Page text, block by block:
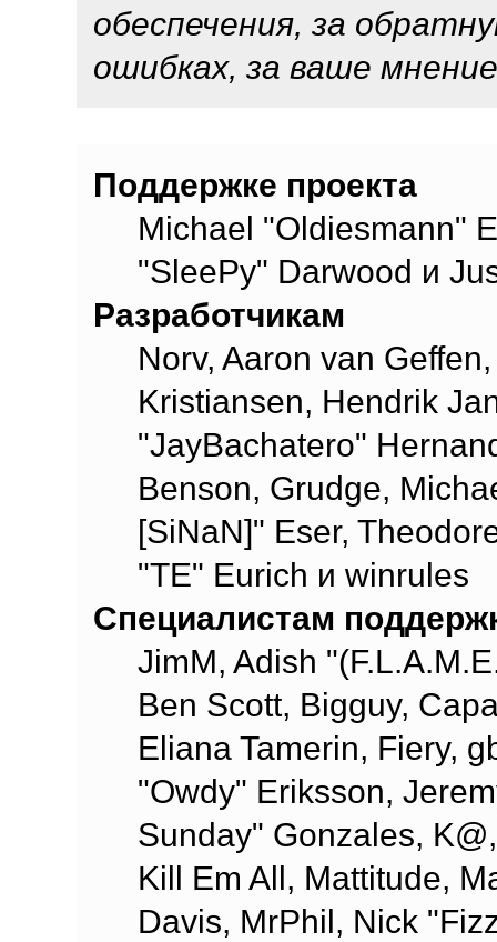
обеспечения, за
ошибках, за ваше
Поддержке проекта
Michael "Oldiesmann"
"SleePy" Darwood и
Разработчикам
Norv, Aaron van
Kristiansen, Hendrik
"JayBachatero"
Benson, Grudge,
[SiNaN]" Eser,
"TE" Eurich и winrules
Специалистам
JimM, Adish
Ben Scott, Bigguy,
Eliana Tamerin, Fiery,
"Owdy" Eriksson,
Sunday" Gonzales,
Kill Em All, Mattitude,
Davis, MrPhil, Nick